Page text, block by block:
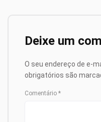
Deixe um
O seu endereço de e-
obrigatórios são
Comentário *